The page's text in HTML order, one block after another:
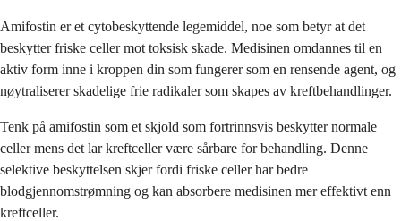
Amifostin er et cytobeskyttende legemiddel, noe som betyr at det
beskytter friske celler mot toksisk skade. Medisinen omdannes til en
aktiv form inne i kroppen din som fungerer som en rensende agent, og
nøytraliserer skadelige frie radikaler som skapes av kreftbehandlinger.
Tenk på amifostin som et skjold som fortrinnsvis beskytter normale
celler mens det lar kreftceller være sårbare for behandling. Denne
selektive beskyttelsen skjer fordi friske celler har bedre
blodgjennomstrømning og kan absorbere medisinen mer effektivt enn
kreftceller.